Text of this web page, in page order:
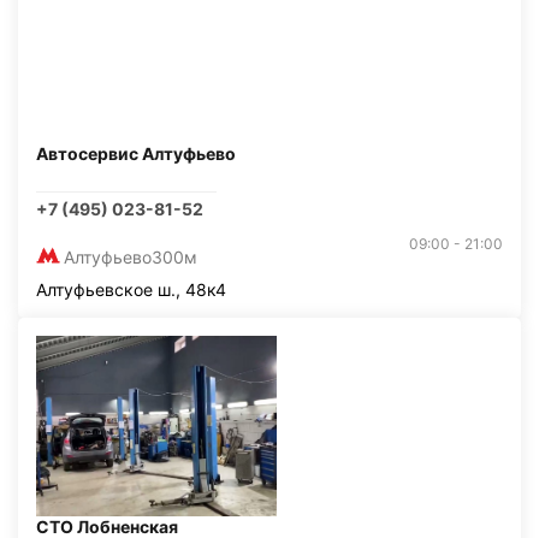
Автосервис Алтуфьево
+7 (495) 023-81-52
Алтуфьево300м
09:00 - 21:00
Алтуфьевское ш., 48к4
СТО Лобненская